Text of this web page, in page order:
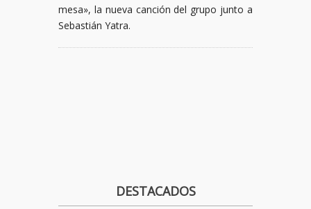
mesa», la nueva canción del grupo junto a
Sebastián Yatra.
DESTACADOS